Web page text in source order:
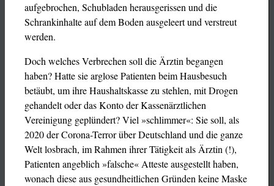
aufgebrochen, Schubladen herausgerissen und die
Schrankinhalte auf dem Boden ausgeleert und verstreut
werden.
Doch welches Verbrechen soll die Ärztin begangen
haben? Hatte sie arglose Patienten beim Hausbesuch
betäubt, um ihre Haushaltskasse zu stehlen, mit Drogen
gehandelt oder das Konto der Kassenärztlichen
Vereinigung geplündert? Viel »schlimmer«: Sie soll, als
2020 der Corona-Terror über Deutschland und die ganze
Welt losbrach, im Rahmen ihrer Tätigkeit als Ärztin (!),
Patienten angeblich »falsche« Atteste ausgestellt haben,
wonach diese aus gesundheitlichen Gründen keine Maske